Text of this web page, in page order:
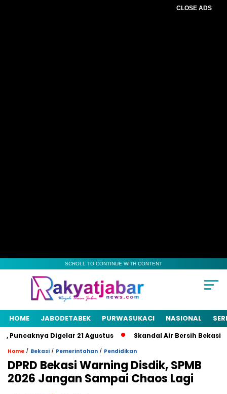
CLOSE ADS
SCROLL TO CONTINUE WITH CONTENT
HOME JABODETABEK PURWASUKACI NASIONAL
Digelar 21 Agustus Skandal Air Bersih Bekasi! 3
Home / Bekasi / Pemerintahan / Pendidikan
DPRD Bekasi Warning Disdik, SPMB
2026 Jangan Sampai Chaos Lagi